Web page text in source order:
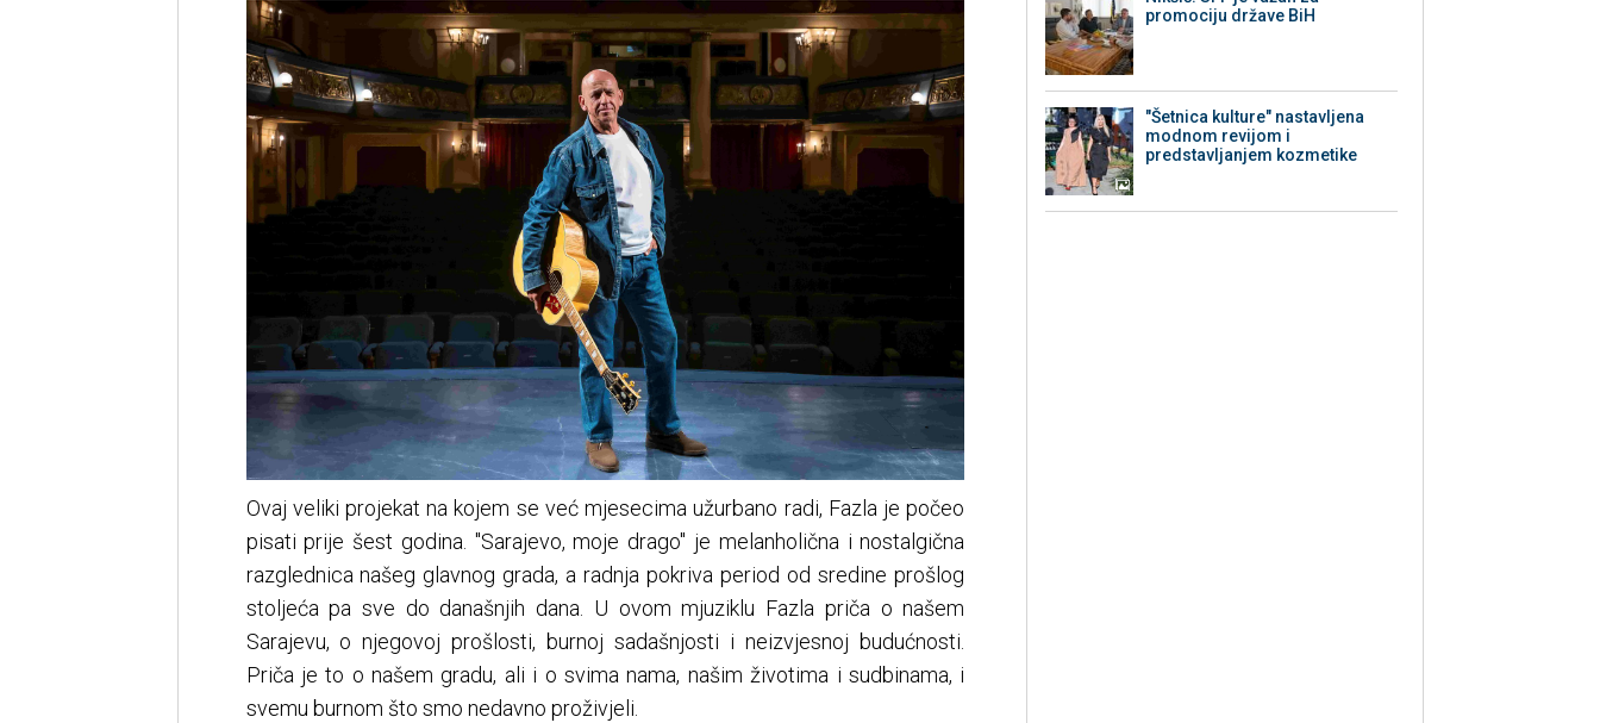
Ovaj veliki projekat na kojem se već mjesecima užurbano radi, Fazla je počeo
pisati prije šest godina. ''Sarajevo, moje drago'' je melanholična i nostalgična
razglednica našeg glavnog grada, a radnja pokriva period od sredine prošlog
stoljeća pa sve do današnjih dana. U ovom mjuziklu Fazla priča o našem
Sarajevu, o njegovoj prošlosti, burnoj sadašnjosti i neizvjesnoj budućnosti.
Priča je to o našem gradu, ali i o svima nama, našim životima i sudbinama, i
svemu burnom što smo nedavno proživjeli.
promociju države BiH
"Šetnica kulture" nastavljena
modnom revijom i
predstavljanjem kozmetike